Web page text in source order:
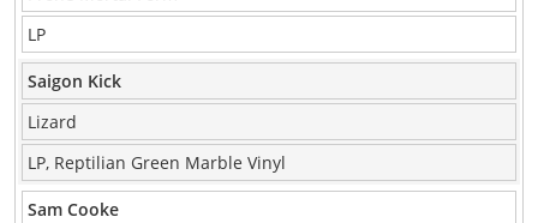
LP
Saigon Kick
Lizard
LP, Reptilian Green Marble Vinyl
Sam Cooke